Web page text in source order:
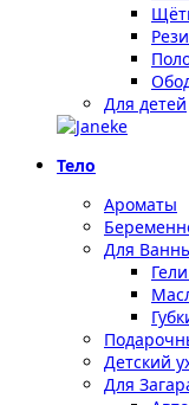
Для детей
Тело
Ароматы
Для
Детский
Для